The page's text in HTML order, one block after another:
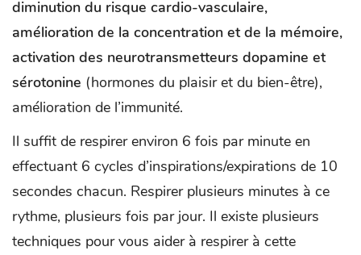
diminution du risque cardio-vasculaire,
amélioration de la concentration et de la mémoire,
activation des neurotransmetteurs dopamine et
sérotonine (hormones du plaisir et du bien-être),
amélioration de l’immunité.
Il suffit de respirer environ 6 fois par minute en
effectuant 6 cycles d’inspirations/expirations de 10
secondes chacun. Respirer plusieurs minutes à ce
rythme, plusieurs fois par jour. Il existe plusieurs
techniques pour vous aider à respirer à cette